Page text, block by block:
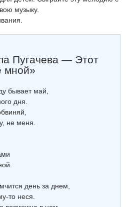
музыку.
Пугачева — Этот
мной»
бывает май,
дня.
не меня.
день за днем,
то неся.